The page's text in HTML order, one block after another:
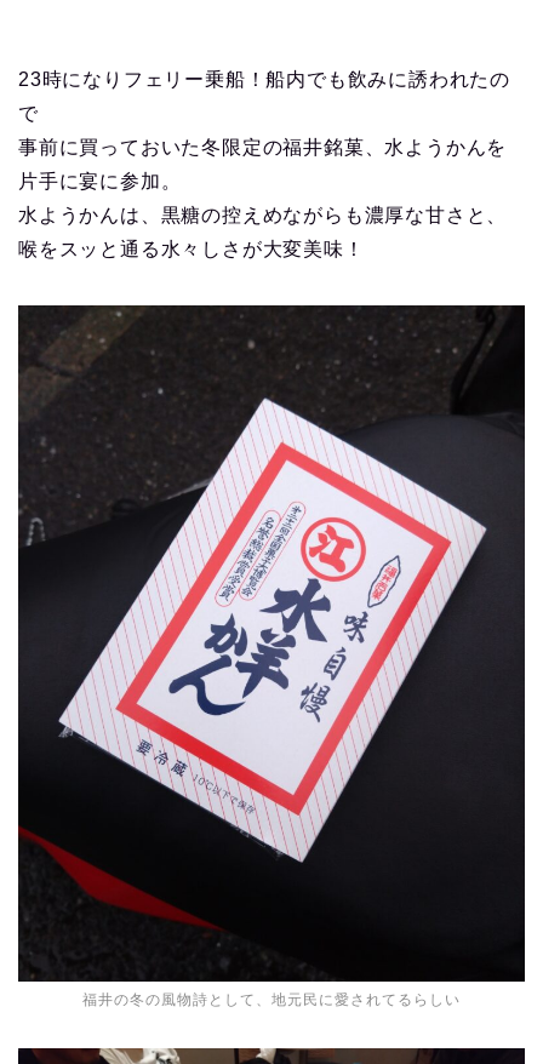
23時になりフェリー乗船！船内でも飲みに誘われたの
で
事前に買っておいた冬限定の福井銘菓、水ようかんを
片手に宴に参加。
水ようかんは、黒糖の控えめながらも濃厚な甘さと、
喉をスッと通る水々しさが大変美味！
福井の冬の風物詩として、地元民に愛されてるらしい